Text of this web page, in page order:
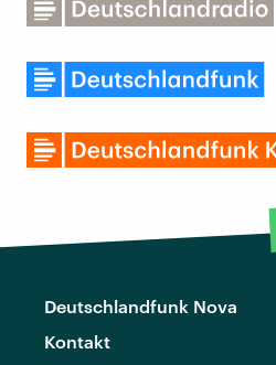
Deutschlandfunk Nova
Kontakt